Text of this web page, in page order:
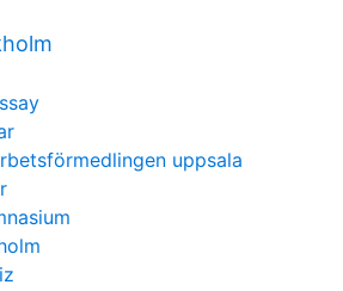
uppsala